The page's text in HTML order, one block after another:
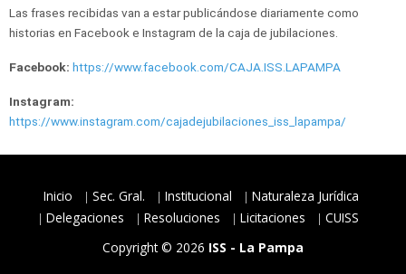
Las frases recibidas van a estar publicándose diariamente como
historias en Facebook e Instagram de la caja de jubilaciones.
Facebook: https://www.facebook.com/CAJA.ISS.LAPAMPA
Instagram:
https://www.instagram.com/cajadejubilaciones_iss_lapampa/
Inicio Sec. Gral. Institucional
Naturaleza Jurídica
Delegaciones
Resoluciones Licitaciones
CUISS
Copyright © 2026 ISS - La Pampa